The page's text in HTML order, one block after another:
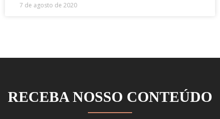
7 de agosto de 2020
RECEBA NOSSO CONTEÚDO